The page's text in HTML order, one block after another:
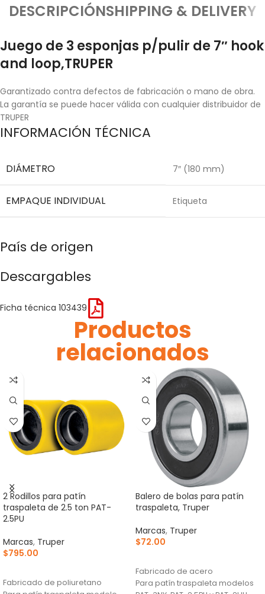
DESCRIPCIÓNSHIPPING & DELIVERY
Juego de 3 esponjas p/pulir de 7″ hook
and loop,TRUPER
Garantizado contra defectos de fabricación o mano de obra.
La garantía se puede hacer válida con cualquier distribuidor de
TRUPER
INFORMACIÓN TÉCNICA
DIÁMETRO 7″ (180 mm)
EMPAQUE INDIVIDUAL Etiqueta
País de origen
Descargables
Ficha técnica 103439
Productos
relacionados
2 Rodillos para patín
traspaleta de 2.5 ton PAT-
2.5PU
Marcas, Truper
$795.00
Fabricado de poliuretano
Balero de bolas para patín
traspaleta, Truper
Marcas, Truper
$72.00
Fabricado de acero
Para patín traspaleta modelos